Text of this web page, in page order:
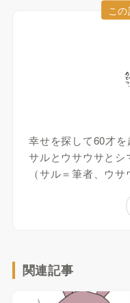
こ
幸せを探して60才を
サルとウサウサとシ
（サル＝筆者、ウ
関連記事